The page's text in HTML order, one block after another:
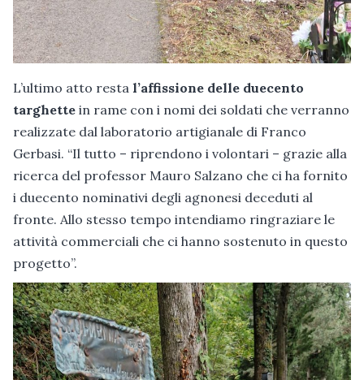
L’ultimo atto resta l’affissione delle duecento
targhette in rame con i nomi dei soldati che verranno
realizzate dal laboratorio artigianale di Franco
Gerbasi. “Il tutto – riprendono i volontari – grazie alla
ricerca del professor Mauro Salzano che ci ha fornito
i duecento nominativi degli agnonesi deceduti al
fronte. Allo stesso tempo intendiamo ringraziare le
attività commerciali che ci hanno sostenuto in questo
progetto”.